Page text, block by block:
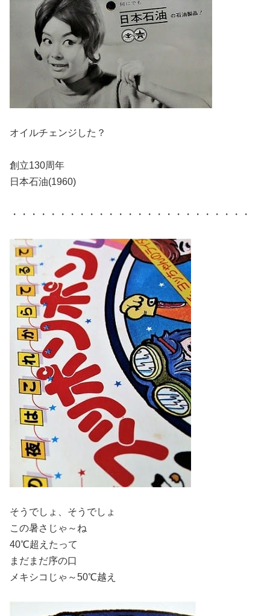
オイルチェンジした？
創立130周年
日本石油(1960)
・・・・・・・・・・・・・・・・・・・・・・・・・
そうでしょ、そうでしょ
この暑さじゃ～ね
40℃超えたって
まだまだ序の口
メキシコじゃ～50℃越え